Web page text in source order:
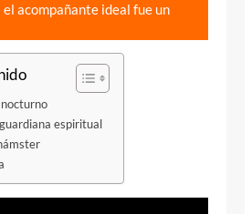
acompañante ideal fue un
espiritual